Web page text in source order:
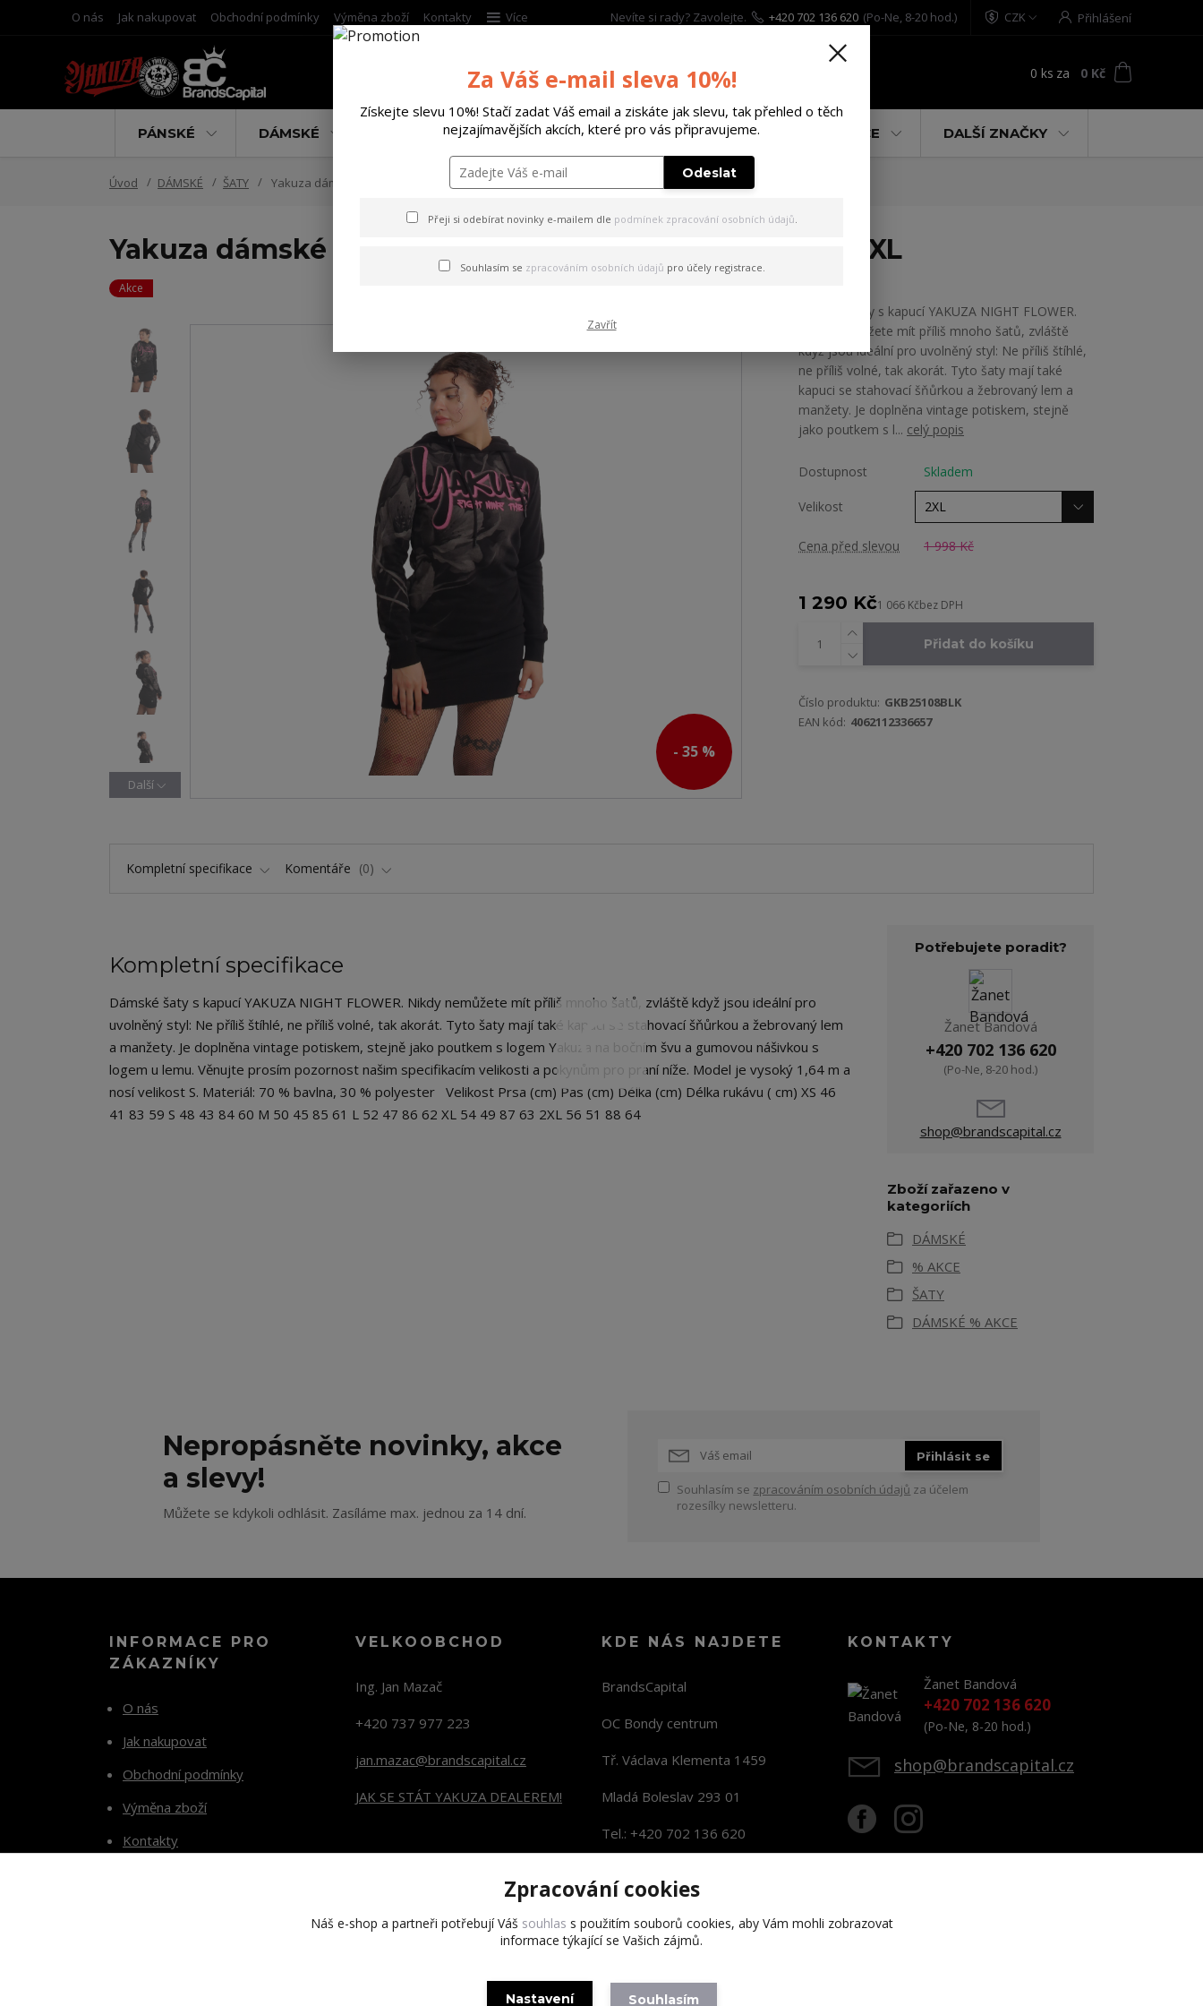
O nás Jak nakupovat Obchodní podmínky Výměna zboží Kontakty Více CZK Přihlášení
Nevíte si rady? Zavolejte. +420 702 136 620 (Po-Ne, 8-20 hod.)
0 ks za 0 Kč
PÁNSKÉ DÁMSKÉ DOPLŇKY DÁRKOVÉ POUKAZY % AKCE DALŠÍ ZNAČKY
Úvod DÁMSKÉ ŠATY Yakuza dámské šaty Night Flower Sweat Dress black 2XL
Yakuza dámské šaty Night Flower Sweat Dress black 2XL
Akce
- 35 %
Další
Dámské šaty s kapucí YAKUZA NIGHT FLOWER.
Nikdy nemůžete mít příliš mnoho šatů, zvláště
když jsou ideální pro uvolněný styl: Ne příliš štíhlé,
ne příliš volné, tak akorát. Tyto šaty mají také
kapuci se stahovací šňůrkou a žebrovaný lem a
manžety. Je doplněna vintage potiskem, stejně
jako poutkem s l... celý popis
Dostupnost Skladem
Velikost
Cena před slevou 1 998 Kč
1 290 Kč1 066 Kčbez DPH
Přidat do košíku
Číslo produktu: GKB25108BLK
EAN kód: 4062112336657
Kompletní specifikace Komentáře 0
Kompletní specifikace
Dámské šaty s kapucí YAKUZA NIGHT FLOWER. Nikdy nemůžete mít příliš mnoho šatů, zvláště když jsou ideální pro
uvolněný styl: Ne příliš štíhlé, ne příliš volné, tak akorát. Tyto šaty mají také kapuci se stahovací šňůrkou a žebrovaný lem
a manžety. Je doplněna vintage potiskem, stejně jako poutkem s logem Yakuza na bočním švu a gumovou nášivkou s
logem u lemu. Věnujte prosím pozornost našim specifikacím velikosti a pokynům pro praní níže. Model je vysoký 1,64 m a
nosí velikost S. Materiál: 70 % bavlna, 30 % polyester Velikost Prsa (cm) Pas (cm) Délka (cm) Délka rukávu ( cm) XS 46
41 83 59 S 48 43 84 60 M 50 45 85 61 L 52 47 86 62 XL 54 49 87 63 2XL 56 51 88 64
Potřebujete poradit?
Žanet Bandová
+420 702 136 620
(Po-Ne, 8-20 hod.)
shop@brandscapital.cz
Zboží zařazeno v
kategoriích
DÁMSKÉ
% AKCE
ŠATY
DÁMSKÉ % AKCE
Nepropásněte novinky, akce
a slevy!
Můžete se kdykoli odhlásit. Zasíláme max. jednou za 14 dní.
Přihlásit se
Souhlasím se zpracováním osobních údajů za účelem
rozesílky newsletteru.
INFORMACE PRO
ZÁKAZNÍKY
O nás
Jak nakupovat
Obchodní podmínky
Výměna zboží
Kontakty
VELKOOBCHOD
Ing. Jan Mazač
+420 737 977 223
jan.mazac@brandscapital.cz
JAK SE STÁT YAKUZA DEALEREM!
KDE NÁS NAJDETE
BrandsCapital
OC Bondy centrum
Tř. Václava Klementa 1459
Mladá Boleslav 293 01
Tel.: +420 702 136 620
KONTAKTY
Žanet Bandová
+420 702 136 620
(Po-Ne, 8-20 hod.)
shop@brandscapital.cz
Copyright 2020 BrandsCapital s.r.o.
Za Váš e-mail sleva 10%!
Získejte slevu 10%! Stačí zadat Váš email a ziskáte jak slevu, tak přehled o těch
nejzajímavějších akcích, které pro vás připravujeme.
Odeslat
Přeji si odebírat novinky e-mailem dle podmínek zpracování osobních údajů.
Souhlasím se zpracováním osobních údajů pro účely registrace.
Zavřít
Zpracování cookies
Náš e-shop a partneři potřebují Váš souhlas s použitím souborů cookies, aby Vám mohli zobrazovat
informace týkající se Vašich zájmů.
Nastavení Souhlasím